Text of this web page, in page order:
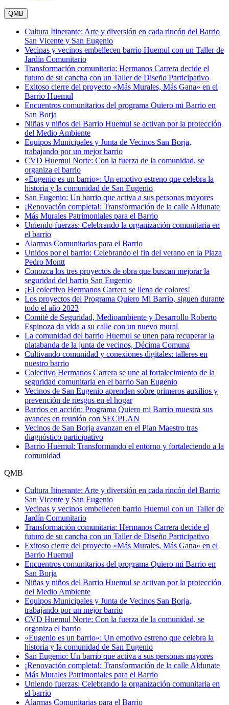
QMB
Cultura Itinerante: Arte y diversión en cada rincón del Barrio
San Vicente y San Eugenio
Vecinas y vecinos embellecen barrio Huemul con un Taller de
Jardín Comunitario
Transformación comunitaria: Hermanos Carrera decide el
futuro de su cancha con un Taller de Diseño Participativo
Exitoso cierre del proyecto «Más Murales, Más Gana» en el
Barrio Huemul
Encuentros comunitarios del programa Quiero mi Barrio en
San Borja
Niñas y niños del Barrio Huemul se activan por la protección
del Medio Ambiente
Equipos Municipales y Junta de Vecinos San Borja,
trabajando por un mejor barrio
CVD Huemul Norte: Con la fuerza de la comunidad, se
organiza el barrio
«Eugenio es un barrio»: Un emotivo estreno que celebra la
historia y la comunidad de San Eugenio
San Eugenio: Un barrio que activa a sus personas mayores
¡Renovación completa!: Transformación de la calle Aldunate
Más Murales Patrimoniales para el Barrio
Uniendo fuerzas: Celebrando la organización comunitaria en
el barrio
Alarmas Comunitarias para el Barrio
Unidos por el barrio: Celebrando el fin del verano en la Plaza
Pedro Montt
Conozca los tres proyectos de obra que buscan mejorar la
seguridad del barrio San Eugenio
¡El colectivo Hermanos Carrera se llena de colores!
Los proyectos del Programa Quiero Mi Barrio, siguen durante
todo el año 2023
Comité de Seguridad, Medioambiente y Desarrollo Roberto
Espinoza da vida a su calle con un nuevo mural
La comunidad del barrio Huemul se unen para recuperar la
platabanda de la junta de vecinos, Décima Comuna
Cultivando comunidad y conexiones digitales: talleres en
nuestro barrio
Colectivo Hermanos Carrera se une al fortalecimiento de la
seguridad comunitaria en el barrio San Eugenio
Vecinos de San Eugenio aprenden sobre primeros auxilios y
prevención de riesgos en el hogar
Barrios en acción: Programa Quiero mi Barrio muestra sus
avances en reunión con SECPLAN
Vecinos de San Borja avanzan en el Plan Maestro tras
diagnóstico participativo
Barrio Huemul: Transformando el entorno y fortaleciendo a la
comunidad
QMB
Cultura Itinerante: Arte y diversión en cada rincón del Barrio
San Vicente y San Eugenio
Vecinas y vecinos embellecen barrio Huemul con un Taller de
Jardín Comunitario
Transformación comunitaria: Hermanos Carrera decide el
futuro de su cancha con un Taller de Diseño Participativo
Exitoso cierre del proyecto «Más Murales, Más Gana» en el
Barrio Huemul
Encuentros comunitarios del programa Quiero mi Barrio en
San Borja
Niñas y niños del Barrio Huemul se activan por la protección
del Medio Ambiente
Equipos Municipales y Junta de Vecinos San Borja,
trabajando por un mejor barrio
CVD Huemul Norte: Con la fuerza de la comunidad, se
organiza el barrio
«Eugenio es un barrio»: Un emotivo estreno que celebra la
historia y la comunidad de San Eugenio
San Eugenio: Un barrio que activa a sus personas mayores
¡Renovación completa!: Transformación de la calle Aldunate
Más Murales Patrimoniales para el Barrio
Uniendo fuerzas: Celebrando la organización comunitaria en
el barrio
Alarmas Comunitarias para el Barrio